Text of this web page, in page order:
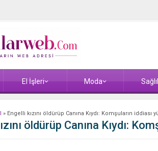
El İşleri Moda
» Engelli kızını öldürüp Canına Kıydı: Komşuların iddiası
öldürüp Canına Kıydı: